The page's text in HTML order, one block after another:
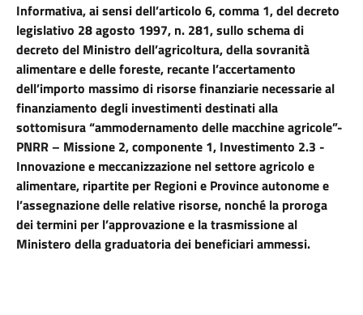
Informativa, ai sensi dell’articolo 6, comma 1, del decreto
legislativo 28 agosto 1997, n. 281, sullo schema di
decreto del Ministro dell’agricoltura, della sovranità
alimentare e delle foreste, recante l’accertamento
dell’importo massimo di risorse finanziarie necessarie al
finanziamento degli investimenti destinati alla
sottomisura “ammodernamento delle macchine agricole”-
PNRR – Missione 2, componente 1, Investimento 2.3 -
Innovazione e meccanizzazione nel settore agricolo e
alimentare, ripartite per Regioni e Province autonome e
l’assegnazione delle relative risorse, nonché la proroga
dei termini per l’approvazione e la trasmissione al
Ministero della graduatoria dei beneficiari ammessi.